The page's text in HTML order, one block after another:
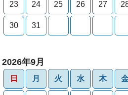
23 24 25 26 27
30 31
2026年9月
日 月 火 水 木